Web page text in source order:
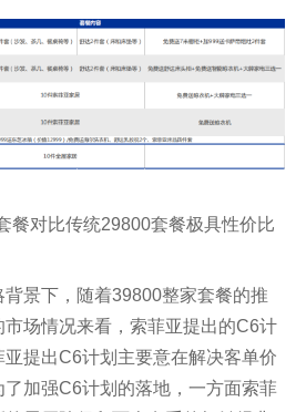
餐对比传统29800套餐极具性价比
背景下，随着39800整家套餐的推
场情况来看，索菲亚提出的C6计
提出C6计划主要意在解决客单价
加强C6计划的落地，一方面索菲